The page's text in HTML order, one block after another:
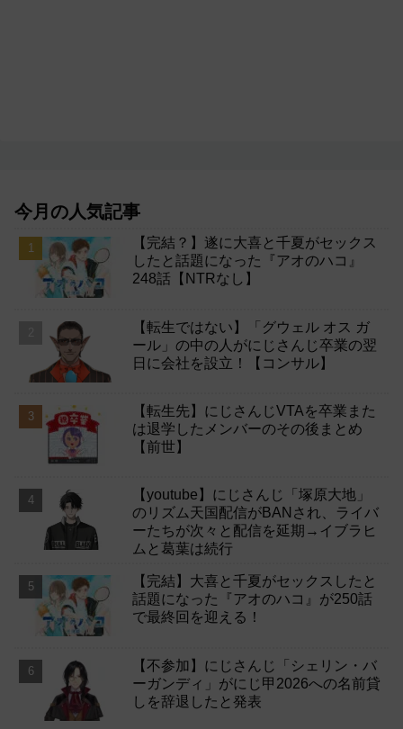
今月の人気記事
【完結？】遂に大喜と千夏がセックス
したと話題になった『アオのハコ』
248話【NTRなし】
【転生ではない】「グウェル オス ガ
ール」の中の人がにじさんじ卒業の翌
日に会社を設立！【コンサル】
【転生先】にじさんじVTAを卒業また
は退学したメンバーのその後まとめ
【前世】
【youtube】にじさんじ「塚原大地」
のリズム天国配信がBANされ、ライバ
ーたちが次々と配信を延期→イブラヒ
ムと葛葉は続行
【完結】大喜と千夏がセックスしたと
話題になった『アオのハコ』が250話
で最終回を迎える！
【不参加】にじさんじ「シェリン・バ
ーガンディ」がにじ甲2026への名前貸
しを辞退したと発表